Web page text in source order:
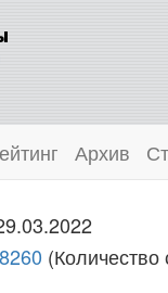
Архив
(Количество